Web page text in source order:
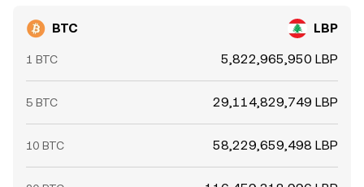
BTC LBP
1 BTC 5,822,965,950 LBP
5 BTC 29,114,829,749 LBP
10 BTC 58,229,659,498 LBP